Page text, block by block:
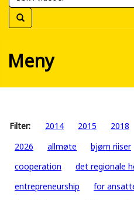
Meny
Filter: 2014 2015 2018
2026
allmøte bjørn riiser
cooperation
det regionale
entrepreneurship
for